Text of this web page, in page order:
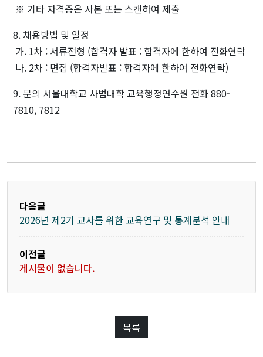
※ 기타 자격증은 사본 또는 스캔하여 제출
8. 채용방법 및 일정
가. 1차 : 서류전형 (합격자 발표 : 합격자에 한하여 전화연락
나. 2차 : 면접 (합격자발표 : 합격자에 한하여 전화연락)
9. 문의 서울대학교 사범대학 교육행정연수원 전화 880-
7810, 7812
다음글
2026년 제2기 교사를 위한 교육연구 및 통계분석 안내
이전글
게시물이 없습니다.
목록